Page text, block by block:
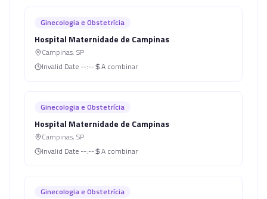
Ginecologia e Obstetrícia
Hospital Maternidade de Campinas
Campinas, SP
Invalid Date --:-- A combinar
Ginecologia e Obstetrícia
Hospital Maternidade de Campinas
Campinas, SP
Invalid Date --:-- A combinar
Ginecologia e Obstetrícia